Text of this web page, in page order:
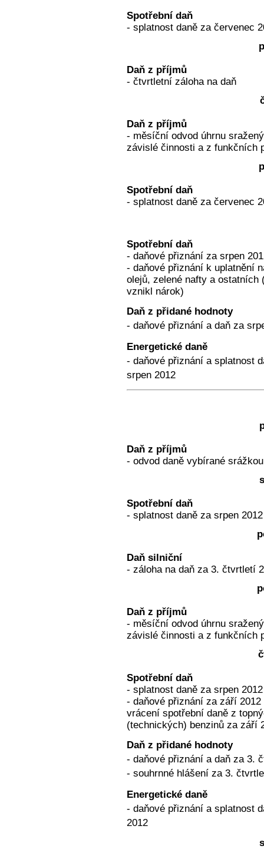
Spotřební daň
- splatnost daně za červenec
Daň z příjmů
- čtvrtletní záloha na daň
Daň z příjmů
- měsíční odvod úhrnu
závislé činnosti a z funkčních
Spotřební daň
- splatnost daně za červenec
Spotřební daň
- daňové přiznání za srpen
- daňové přiznání k uplatnění
olejů, zelené nafty a ostatních
vznikl nárok)
Daň z přidané hodnoty
- daňové přiznání a daň za
Energetické daně
- daňové přiznání a splatnost
srpen 2012
Daň z příjmů
- odvod daně vybírané
Spotřební daň
- splatnost daně za srpen
Daň silniční
- záloha na daň za 3. čtvrtletí
Daň z příjmů
- měsíční odvod úhrnu
závislé činnosti a z funkčních
Spotřební daň
- splatnost daně za srpen
- daňové přiznání za září
vrácení spotřební daně z
(technických) benzinů za září
Daň z přidané hodnoty
- daňové přiznání a daň za 3.
- souhrnné hlášení za 3.
Energetické daně
- daňové přiznání a splatnost
2012